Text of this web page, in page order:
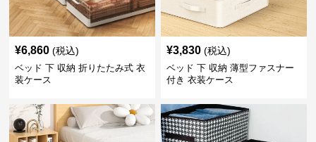
¥6,860 (税込)
ベッド 下 収納 折りたたみ式 衣
装ケース
¥3,830 (税込)
ベッド 下 収納 薄型ファスナー
付き 衣装ケース